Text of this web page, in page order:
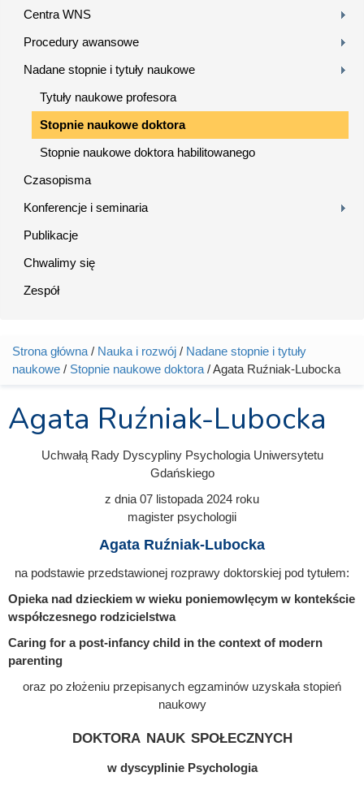
Centra WNS
Procedury awansowe
Nadane stopnie i tytuły naukowe
Tytuły naukowe profesora
Stopnie naukowe doktora
Stopnie naukowe doktora habilitowanego
Czasopisma
Konferencje i seminaria
Publikacje
Chwalimy się
Zespół
Jesteś tutaj
Strona główna / Nauka i rozwój / Nadane stopnie i tytuły
naukowe / Stopnie naukowe doktora / Agata Ruźniak-Lubocka
Agata Ruźniak-Lubocka
Uchwałą Rady Dyscypliny Psychologia Uniwersytetu
Gdańskiego
z dnia 07 listopada 2024 roku
magister psychologii
Agata Ruźniak-Lubocka
na podstawie przedstawionej rozprawy doktorskiej pod tytułem:
Opieka nad dzieckiem w wieku poniemowlęcym w kontekście
współczesnego rodzicielstwa
Caring for a post-infancy child in the context of modern
parenting
oraz po złożeniu przepisanych egzaminów uzyskała stopień
naukowy
doktora nauk społecznych
w dyscyplinie Psychologia